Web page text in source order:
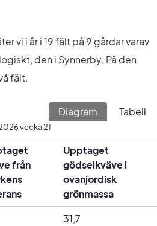
vi i år i 19 fält på 9 gårdar varav
den i Synnerby. På den
fält.
Diagram Tabell
vecka 21
från
Upptaget
gödselkväve i
ovanjordisk
grönmassa
31,7